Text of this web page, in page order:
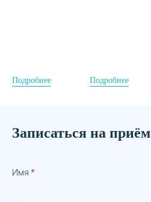
Подробнее Подробнее
Записаться на приём
Имя